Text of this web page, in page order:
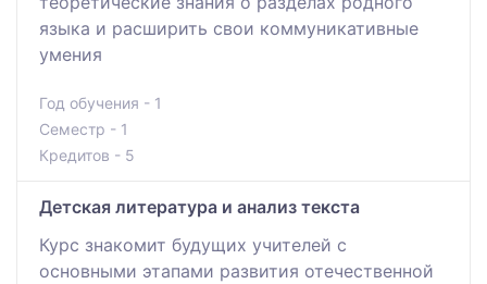
языка и расширить свои коммуникативные
умения
Год обучения - 1
Семестр - 1
Кредитов - 5
Детская литература и анализ текста
Курс знакомит будущих учителей с
основными этапами развития отечественной